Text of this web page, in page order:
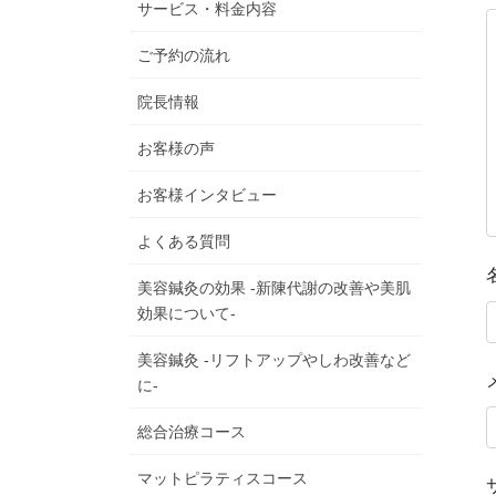
サービス・料金内容
ご予約の流れ
院長情報
お客様の声
お客様インタビュー
よくある質問
美容鍼灸の効果 -新陳代謝の改善や美肌
効果について-
美容鍼灸 -リフトアップやしわ改善など
に-
総合治療コース
マットピラティスコース